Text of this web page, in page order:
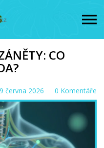
CO
června 2026 0 Komentáře